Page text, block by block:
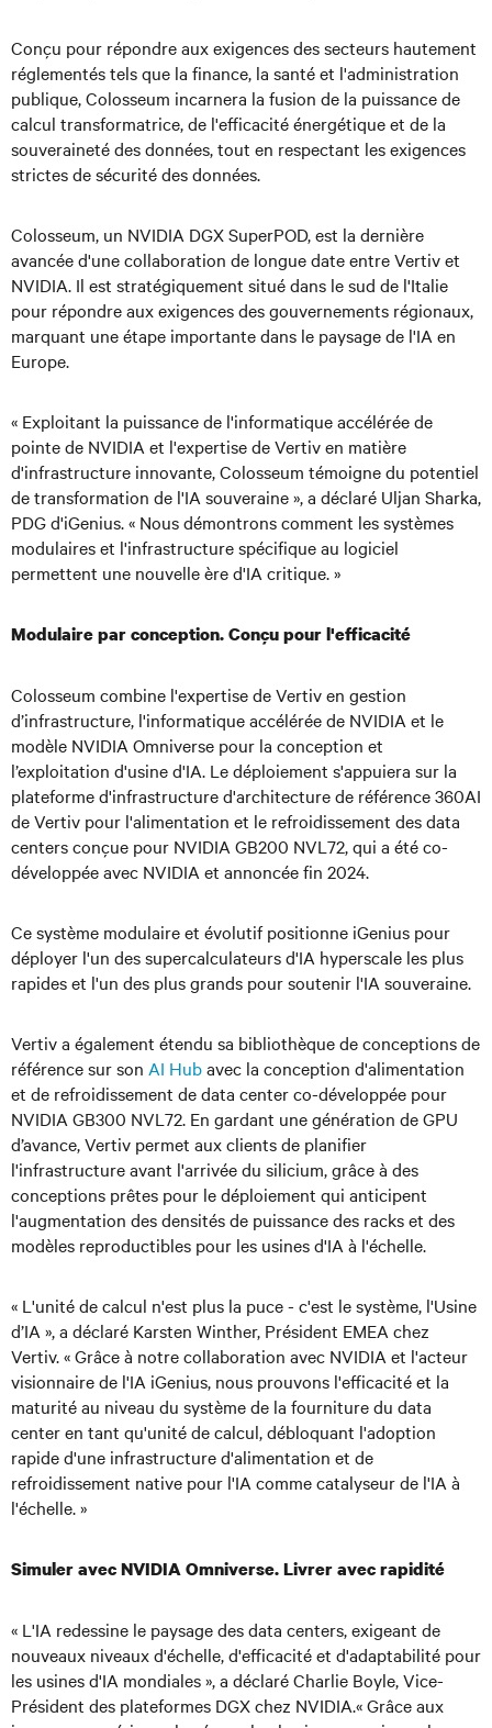
Conçu pour répondre aux exigences des secteurs hautement
réglementés tels que la finance, la santé et l'administration
publique, Colosseum incarnera la fusion de la puissance de
calcul transformatrice, de l'efficacité énergétique et de la
souveraineté des données, tout en respectant les exigences
strictes de sécurité des données.
Colosseum, un NVIDIA DGX SuperPOD, est la dernière
avancée d'une collaboration de longue date entre Vertiv et
NVIDIA. Il est stratégiquement situé dans le sud de l'Italie
pour répondre aux exigences des gouvernements régionaux,
marquant une étape importante dans le paysage de l'IA en
Europe.
« Exploitant la puissance de l'informatique accélérée de
pointe de NVIDIA et l'expertise de Vertiv en matière
d'infrastructure innovante, Colosseum témoigne du potentiel
de transformation de l'IA souveraine », a déclaré Uljan Sharka,
PDG d'iGenius. « Nous démontrons comment les systèmes
modulaires et l'infrastructure spécifique au logiciel
permettent une nouvelle ère d'IA critique. »
Modulaire par conception. Conçu pour l'efficacité
Colosseum combine l'expertise de Vertiv en gestion
d’infrastructure, l'informatique accélérée de NVIDIA et le
modèle NVIDIA Omniverse pour la conception et
l’exploitation d'usine d'IA. Le déploiement s'appuiera sur la
plateforme d'infrastructure d'architecture de référence 360AI
de Vertiv pour l'alimentation et le refroidissement des data
centers conçue pour NVIDIA GB200 NVL72, qui a été co-
développée avec NVIDIA et annoncée fin 2024.
Ce système modulaire et évolutif positionne iGenius pour
déployer l'un des supercalculateurs d'IA hyperscale les plus
rapides et l'un des plus grands pour soutenir l'IA souveraine.
Vertiv a également étendu sa bibliothèque de conceptions de
référence sur son AI Hubavec la conception d'alimentation
et de refroidissement de data center co-développée pour
NVIDIA GB300 NVL72. En gardant une génération de GPU
d’avance, Vertiv permet aux clients de planifier
l'infrastructure avant l'arrivée du silicium, grâce à des
conceptions prêtes pour le déploiement qui anticipent
l'augmentation des densités de puissance des racks et des
modèles reproductibles pour les usines d'IA à l'échelle.
« L'unité de calcul n'est plus la puce - c'est le système, l'Usine
d’IA », a déclaré Karsten Winther, Président EMEA chez
Vertiv. « Grâce à notre collaboration avec NVIDIA et l'acteur
visionnaire de l'IA iGenius, nous prouvons l'efficacité et la
maturité au niveau du système de la fourniture du data
center en tant qu'unité de calcul, débloquant l'adoption
rapide d'une infrastructure d'alimentation et de
refroidissement native pour l'IA comme catalyseur de l'IA à
l'échelle. »
Simuler avec NVIDIA Omniverse. Livrer avec rapidité
« L'IA redessine le paysage des data centers, exigeant de
nouveaux niveaux d'échelle, d'efficacité et d'adaptabilité pour
les usines d'IA mondiales », a déclaré Charlie Boyle, Vice-
Président des plateformes DGX chez NVIDIA.« Grâce aux